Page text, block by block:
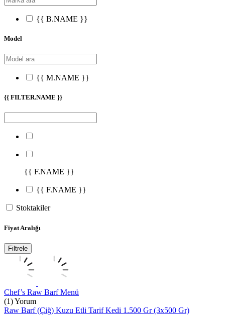
{{ B.NAME }}
Model
{{ M.NAME }}
{{ FILTER.NAME }}
{{ F.NAME }}
{{ F.NAME }}
Stoktakiler
Fiyat Aralığı
Filtrele
Chef’s Raw Barf Menü
(1) Yorum
Raw Barf (Çiğ) Kuzu Etli Tarif Kedi 1.500 Gr (3x500 Gr)